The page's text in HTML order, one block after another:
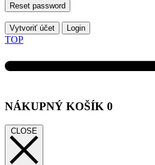
Reset password
Vytvoriť účet Login
TOP
NÁKUPNÝ KOŠÍK 0
CLOSE